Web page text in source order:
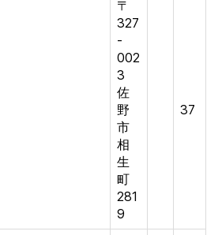
〒
327
-
002
3
佐
野
市
相
生
町
281
9
37